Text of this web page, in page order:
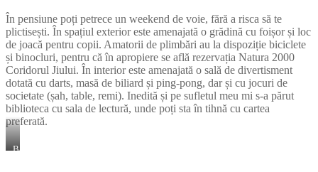
În pensiune poți petrece un weekend de voie, fără a risca să te
plictisești. În spațiul exterior este amenajată o grădină cu foișor și loc
de joacă pentru copii. Amatorii de plimbări au la dispoziție biciclete
și binocluri, pentru că în apropiere se află rezervația Natura 2000
Coridorul Jiului. În interior este amenajată o sală de divertisment
dotată cu darts, masă de biliard și ping-pong, dar și cu jocuri de
societate (șah, table, remi). Inedită și pe sufletul meu mi s-a părut
biblioteca cu sala de lectură, unde poți sta în tihnă cu cartea
preferată.
Băieții